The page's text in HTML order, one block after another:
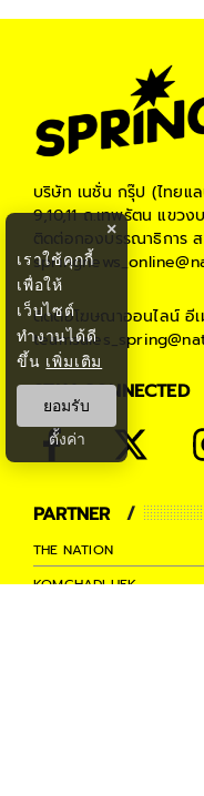
บริษัท เนชั่น กรุ๊ป (ไทยแ
9,10,11 ถ.เทพรัตน แขว
ติดต่อกองบรรณาธิการ
ติดต่อโฆษณาออนไลน์ อี
STAY CONNECTED
PARTNER
THE NATION
KOMCHADLUEK
×
เราใช้คุกกี้
เพื่อให้
เว็บไซต์
ทำงานได้ดี
ขึ้น เพิ่มเติม
ยอมรับ
ตั้งค่า